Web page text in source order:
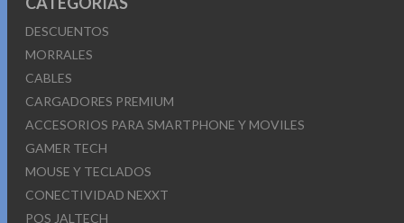
DESCUENTOS
MORRALES
CABLES
CARGADORES PREMIUM
ACCESORIOS PARA SMARTPHONE Y MOVILES
GAMER TECH
MOUSE Y TECLADOS
CONECTIVIDAD NEXXT
POS JALTECH